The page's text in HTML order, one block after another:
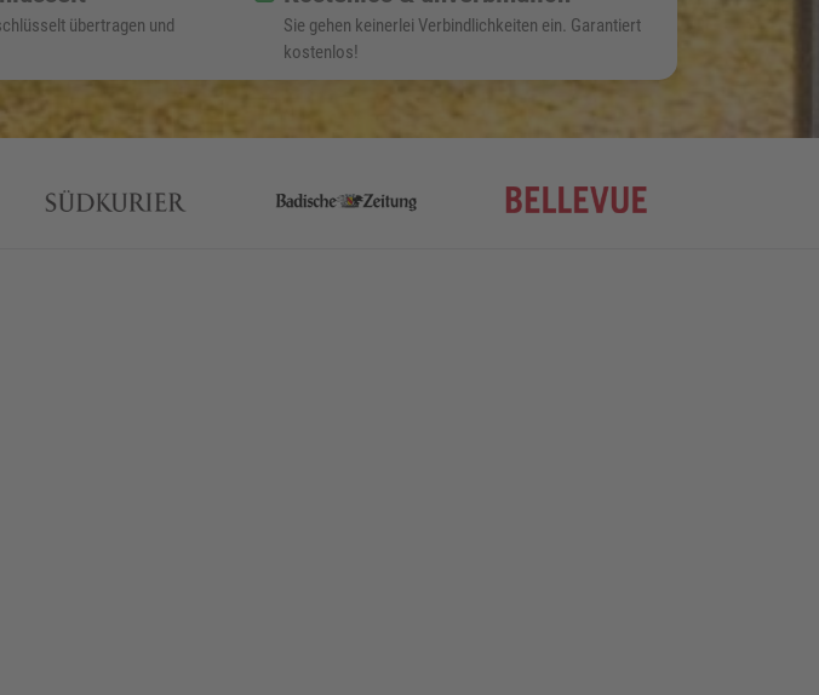
übertragen und
Sie gehen keinerlei Verbindlichkeiten ein. Garantiert
kostenlos!